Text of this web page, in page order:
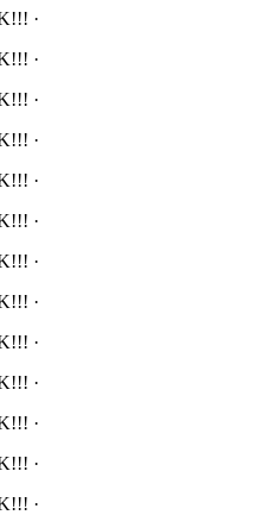
·
·
·
·
·
·
·
·
·
·
·
·
·